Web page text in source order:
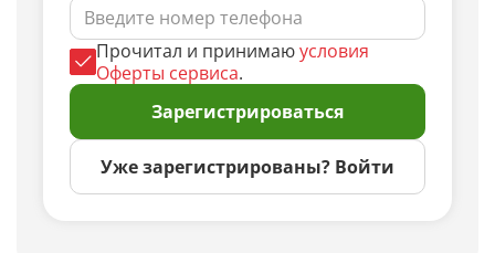
Прочитал и принимаюусловия
Оферты сервиса.
Зарегистрироваться
Уже зарегистрированы? Войти